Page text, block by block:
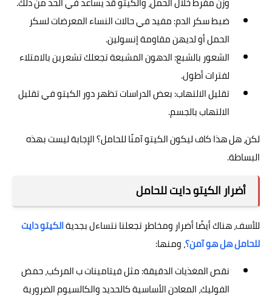
ضبط سكر الدم: مفيد في حالات النساء المعرضات لسكر
الحمل أو لديهن مقاومة إنسولين.
الشعور بالشبع: الدهون المشبعة تجعلك تشعرين بالامتلاء
لفترات أطول.
تقليل الالتهاب: بعض الدراسات تظهر دور الكيتو في تقليل
الالتهاب بالجسم.
لكن، هل هذا كاف ليكون الكيتو آمنًا للحامل؟ الإجابة ليست بهذه
البساطة.
أضرار الكيتو دايت للحامل
للأسف، هناك أيضًا أضرار ومخاطر تجعلنا نتساءل بجديةالكيتو دايت
للحامل هل هو آمن؟، ومنها:
نقص المغذيات الدقيقة: مثل فيتامينات ب المركب، حمض
الفوليك، المعادن الأساسية كالحديد والكالسيوم الضرورية